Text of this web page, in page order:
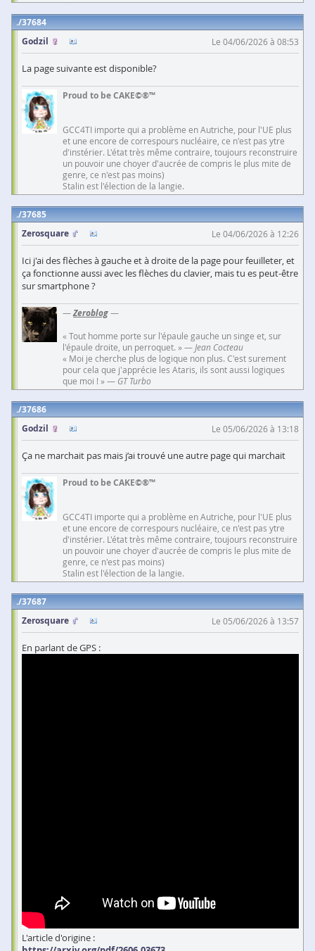
37684
Godzil
Le 04/06/2026 à 08:53
La page suivante est disponible?
Proud to be CAKE©®™
GCC4TI importe qui a problème en Autriche, pour l'UE plus
et une encore de correspours nucléaire, ce n'est pas ytre
d'instérier. L'état très même contraire, toujours reconstruire
un pouvoir une choyer d'aucrée de compris le plus mite de
genre, ce n'est pas moins)
Stalin est l'élection de la langie.
37685
Zerosquare
Le 04/06/2026 à 12:26
Ici j'ai des flèches à gauche et à droite de la page pour feuilleter, et
ça fonctionne aussi avec les flèches du clavier, mais tu es peut-être
sur smartphone ?
—Zeroblog—
« Tout homme porte sur l'épaule gauche un singe et, sur
l'épaule droite, un perroquet. » — Jean Cocteau
« Moi je cherche plus de logique non plus. C'est surement
pour cela que j'apprécie les Ataris, ils sont aussi logiques
que moi ! » — GT Turbo
37686
Godzil
Le 05/06/2026 à 13:18
Ça ne marchait pas mais j’ai trouvé une autre page qui marchait
Proud to be CAKE©®™
GCC4TI importe qui a problème en Autriche, pour l'UE plus
et une encore de correspours nucléaire, ce n'est pas ytre
d'instérier. L'état très même contraire, toujours reconstruire
un pouvoir une choyer d'aucrée de compris le plus mite de
genre, ce n'est pas moins)
Stalin est l'élection de la langie.
37687
Zerosquare
Le 05/06/2026 à 13:57
En parlant de GPS :
L'article d'origine :